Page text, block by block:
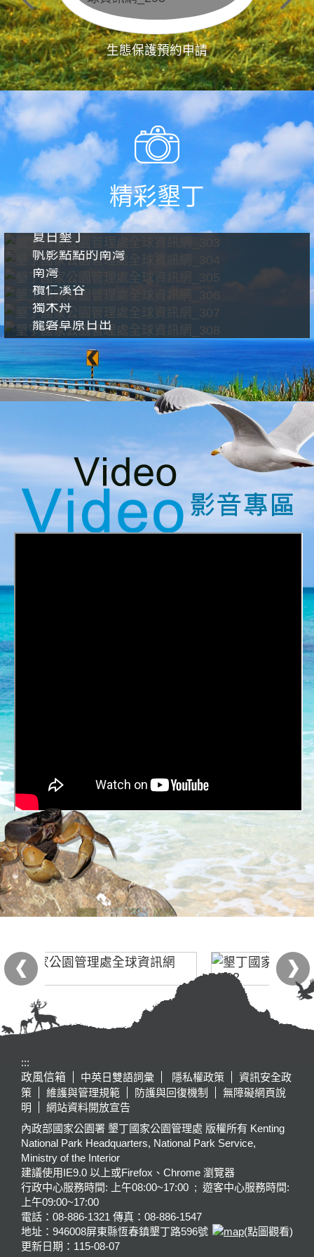
生態保護預約申請
精彩墾丁
夏日墾丁
帆影點點的南灣
南灣
欖仁溪谷
獨木舟
龍磐草原日出
:::
政風信箱
中英日雙語詞彙 隱私權政策
資訊安全政
策
維護與管理規範 防護與回復機制
無障礙網頁說
明
網站資料開放宣告
內政部國家公園署 墾丁國家公園管理處 版權所有 Kenting
National Park Headquarters, National Park Service,
Ministry of the Interior
建議使用IE9.0 以上或Firefox、Chrome 瀏覽器
行政中心服務時間: 上午08:00~17:00 ; 遊客中心服務時間:
上午09:00~17:00
電話：08-886-1321 傳真：08-886-1547
地址：946008屏東縣恆春鎮墾丁路596號
(點圖觀看)
更新日期： 115-08-07